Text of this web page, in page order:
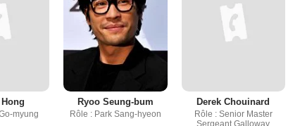
myung
Ryoo Seung-bum
Rôle : Park Sang-hyeon
Derek Chouinard
Rôle : Senior Master